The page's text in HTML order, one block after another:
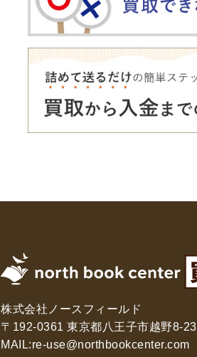
その他
木版画・浮世絵
株式会社ノースフィールド
〒192-0361 東京都八王子市越野8-23
MAIL:re-use@northbookcenter.com